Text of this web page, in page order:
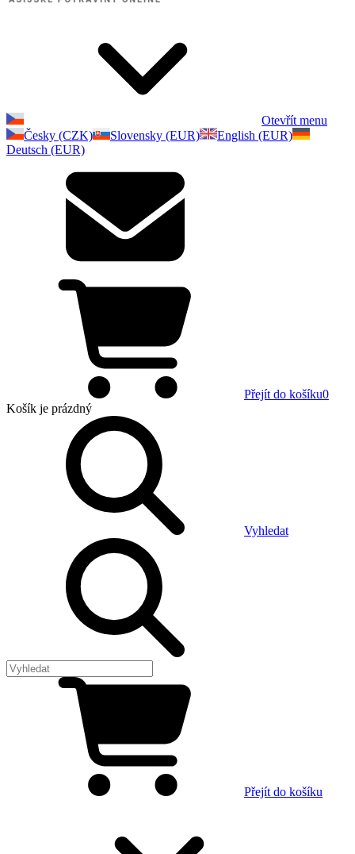
Otevřít menu
Česky (CZK)
Slovensky (EUR)
English (EUR)
Deutsch (EUR)
Přejít do košíku0
Košík je prázdný
Vyhledat
Přejít do košíku